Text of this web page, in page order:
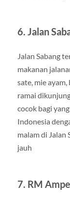
6. Jalan
Jalan Sabang
makanan
sate, mie
ramai
cocok bagi
Indonesia
malam di Jalan
jauh
7. RM